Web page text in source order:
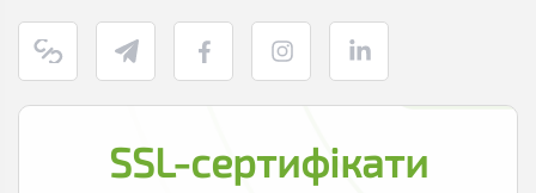
SSL-сертифікати